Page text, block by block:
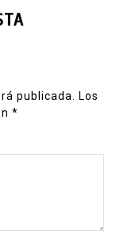
publicada.
Los
*